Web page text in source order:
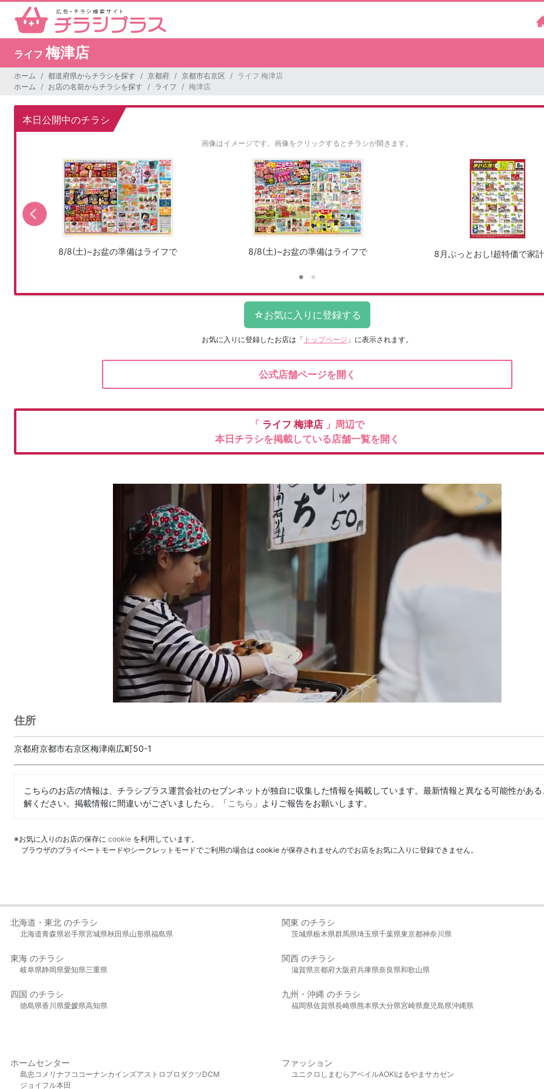
ライフ 梅津店
ホーム 都道府県からチラシを探す 京都府 京都市右京区
ライフ 梅津店
ホーム
お店の名前からチラシを探す ライフ 梅津店
本日公開中のチラシ
画像はイメージです。 画像をクリックするとチラシが開きます。
8/8(土)~お盆の準備はライフで 8/8(土)~お盆の準備はライフで 8月ぶっとおし!超特価で家
お気に入りに登録したお店は 「 トップページ 」に表示されます。
公式店舗ページを開く
「 ライフ 梅津店 」周辺で
本日チラシを掲載している店舗一覧を開く
住所
京都府京都市右京区梅津南広町50-1
こちらのお店の情報は、チラシプラス運営会社のセブンネットが独自に収集した情報を掲載しています。最新情報と異なる可能性があ
解ください。掲載情報に間違いがございましたら、「こちら 」よりご報告をお願いします。
※お気に入りのお店の保存に cookie を利用しています。
ブラウザのプライベートモードやシークレットモードでご利用の場合は cookie が保存されませんのでお店をお気に入りに登録できません。
北海道・東北 のチラシ
北海道青森県岩手県宮城県秋田県山形県福島県
関東 のチラシ
茨城県栃木県群馬県埼玉県千葉県東京都神奈川県
東海 のチラシ
岐阜県静岡県愛知県三重県
関西 のチラシ
滋賀県京都府大阪府兵庫県奈良県和歌山県
四国 のチラシ
徳島県香川県愛媛県高知県
九州・沖縄 のチラシ
福岡県佐賀県長崎県熊本県大分県宮崎県鹿児島県沖縄県
ホームセンター
島忠 コメリ ナフコ コーナンカインズアストロプロダクツDCM
ジョイフル本田
ファッション
ユニクロ しまむら アベイルAOKIはるやま サカゼン